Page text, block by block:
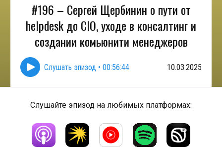
#196 – Сергей Щербинин о пути от
helpdesk до CIO, уходе в консалтинг и
создании комьюнити менеджеров
Слушать эпизод • 00:56:44 10.03.2025
Слушайте эпизод на любимых платформах: